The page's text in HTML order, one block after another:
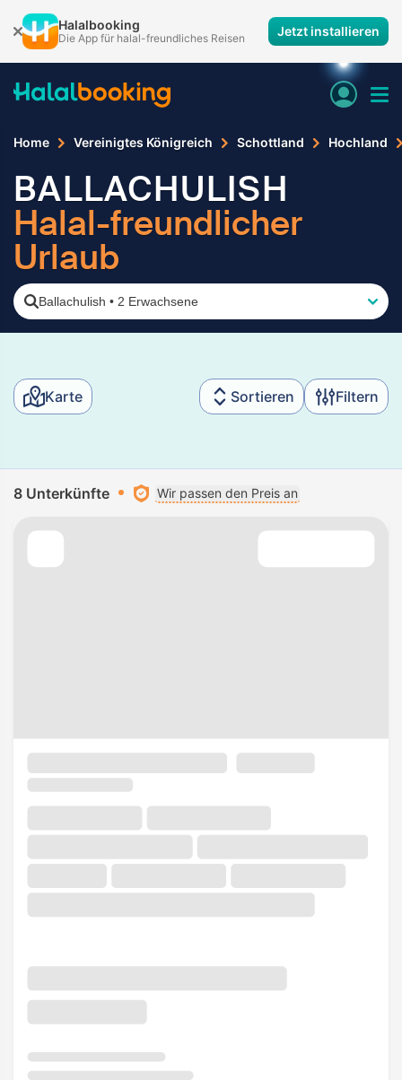
Halalbooking
Die App für halal-freundliches Reisen Jetzt installieren
Home Vereinigtes Königreich Schottland Hochland
BALLACHULISH
Halal-freundlicher
Urlaub
Ballachulish • 2 Erwachsene
Karte Sortieren Filtern
8 Unterkünfte Wir passen den Preis an